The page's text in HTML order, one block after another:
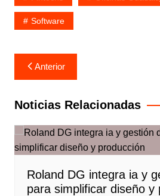
Software
Navegación
de
entradas
Anterior
Noticias Relacionadas
Roland DG integra ia y
para simplificar diseño y